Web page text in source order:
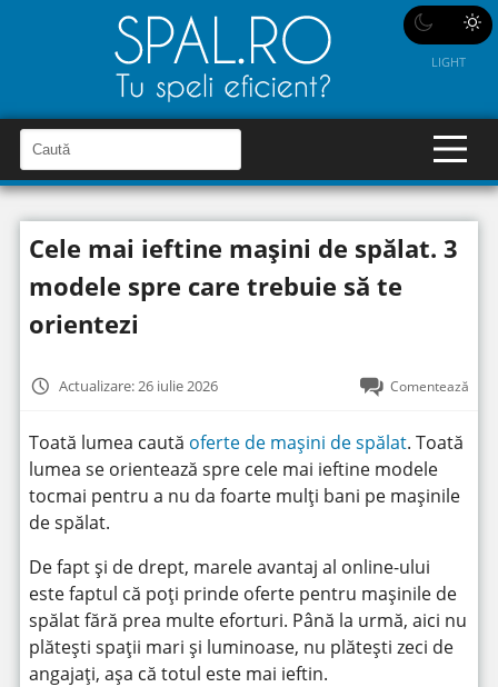
LIGHT
a
u
t
C
a
u
î
n
i
t
e
Cele mai ieftine mașini de spălat. 3
modele spre care trebuie să te
orientezi
Actualizare: 26 iulie 2026 Comentează
Toată lumea caută oferte de mașini de spălat. Toată
lumea se orientează spre cele mai ieftine modele
tocmai pentru a nu da foarte mulți bani pe mașinile
de spălat.
De fapt și de drept, marele avantaj al online-ului
este faptul că poți prinde oferte pentru mașinile de
spălat fără prea multe eforturi. Până la urmă, aici nu
plătești spații mari și luminoase, nu plătești zeci de
angajați, așa că totul este mai ieftin.